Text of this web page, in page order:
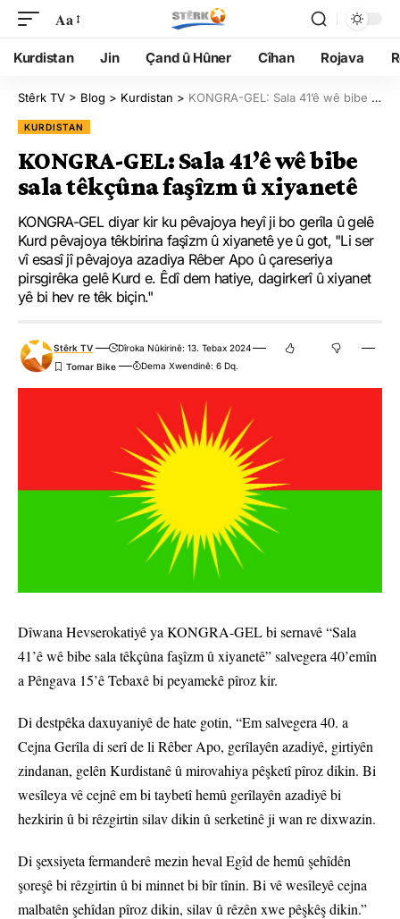
Aa
Kurdistan Jin Çand û Hûner Cîhan Rojava
Stêrk TV > Blog > Kurdistan > KONGRA-GEL: Sala 41’ê wê bibe sala têkçûna faşîzm û xiyanetê
KURDISTAN
KONGRA-GEL: Sala 41’ê wê bibe
sala têkçûna faşîzm û xiyanetê
KONGRA-GEL diyar kir ku pêvajoya heyî ji bo gerîla û gelê
Kurd pêvajoya têkbirina faşîzm û xiyanetê ye û got, "Li ser
vî esasî jî pêvajoya azadiya Rêber Apo û çareseriya
pirsgirêka gelê Kurd e. Êdî dem hatiye, dagirkerî û xiyanet
yê bi hev re têk biçin."
Stêrk TV
Dîroka Nûkirinê: 13. Tebax 2024
Dema Xwendinê: 6 Dq.
Dîwana Hevserokatiyê ya KONGRA-GEL bi sernavê “Sala
41’ê wê bibe sala têkçûna faşîzm û xiyanetê” salvegera 40’emîn
a Pêngava 15’ê Tebaxê bi peyamekê pîroz kir.
Di destpêka daxuyaniyê de hate gotin, “Em salvegera 40. a
Cejna Gerîla di serî de li Rêber Apo, gerîlayên azadiyê, girtiyên
zindanan, gelên Kurdistanê û mirovahiya pêşketî pîroz dikin. Bi
wesîleya vê cejnê em bi taybetî hemû gerîlayên azadiyê bi
hezkirin û bi rêzgirtin silav dikin û serketinê ji wan re dixwazin.
Di şexsiyeta fermanderê mezin heval Egîd de hemû şehîdên
şoreşê bi rêzgirtin û bi minnet bi bîr tînin. Bi vê wesîleyê cejna
malbatên şehîdan pîroz dikin, silav û rêzên xwe pêşkêş dikin.”